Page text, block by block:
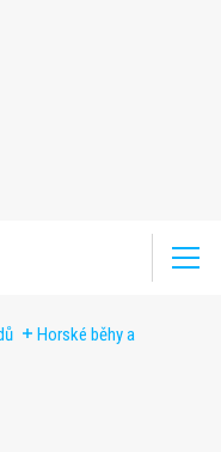
Horské běhy a